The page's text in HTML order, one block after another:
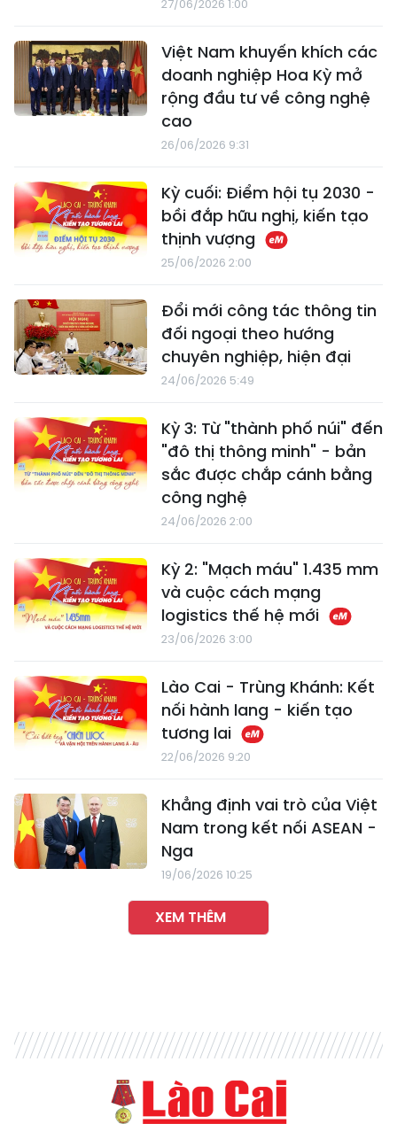
27/06/2026 1:00
Việt Nam khuyến khích các
doanh nghiệp Hoa Kỳ mở
rộng đầu tư về công nghệ
cao
26/06/2026 9:31
Kỳ cuối: Điểm hội tụ 2030 -
bồi đắp hữu nghị, kiến tạo
thịnh vượng
25/06/2026 2:00
Đổi mới công tác thông tin
đối ngoại theo hướng
chuyên nghiệp, hiện đại
24/06/2026 5:49
Kỳ 3: Từ "thành phố núi" đến
"đô thị thông minh" - bản
sắc được chắp cánh bằng
công nghệ
24/06/2026 2:00
Kỳ 2: "Mạch máu" 1.435 mm
và cuộc cách mạng
logistics thế hệ mới
23/06/2026 3:00
Lào Cai - Trùng Khánh: Kết
nối hành lang - kiến tạo
tương lai
22/06/2026 9:20
Khẳng định vai trò của Việt
Nam trong kết nối ASEAN -
Nga
19/06/2026 10:25
XEM THÊM